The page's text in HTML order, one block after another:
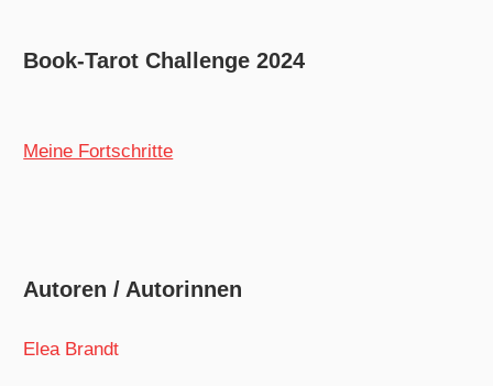
Book-Tarot Challenge 2024
Meine Fortschritte
Autoren / Autorinnen
Elea Brandt